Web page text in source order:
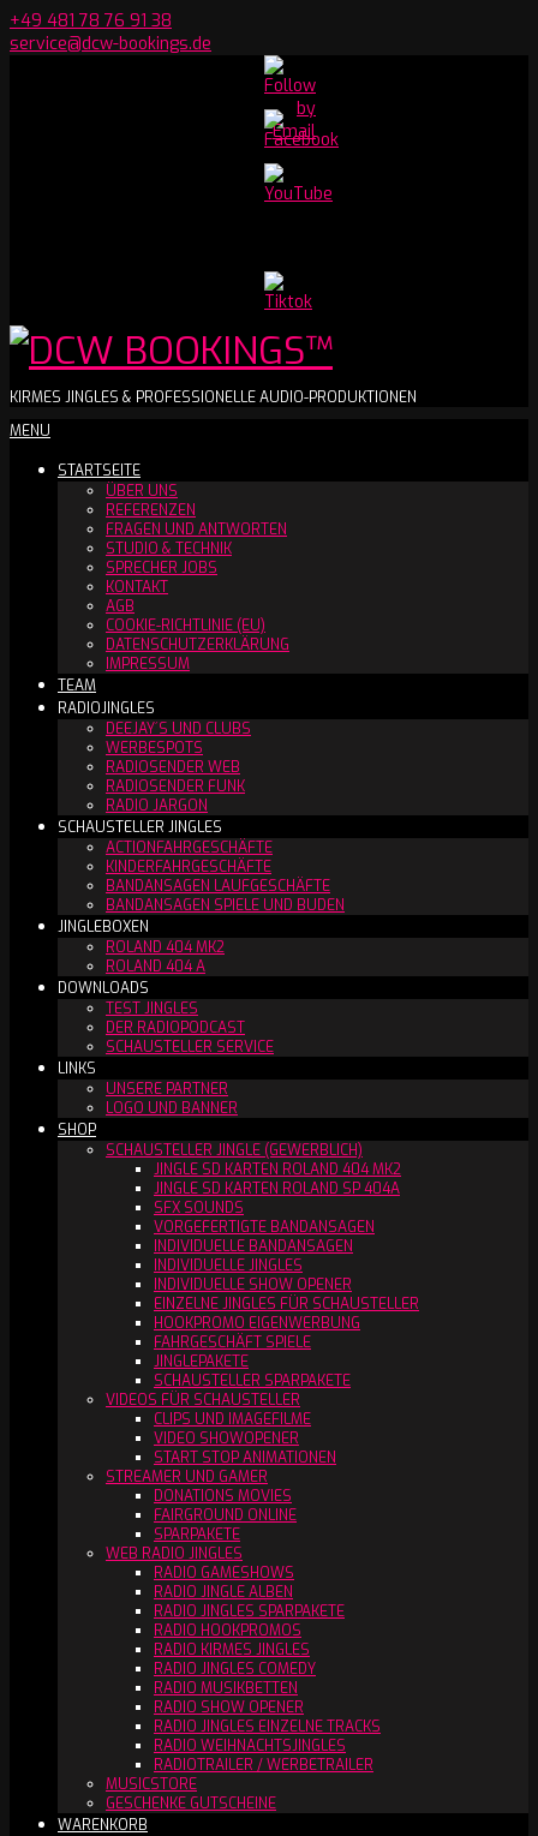
Skip
to
+49 481 78 76 91 38
service@dcw-bookings.de
Youtube
Channel
DCW
BOOKINGS™
KIRMES JINGLES & PROFESSIONELLE AUDIO-PRODUKTIONEN
Secondary
Menu
MENU
STARTSEITE
ÜBER UNS
REFERENZEN
FRAGEN UND ANTWORTEN
STUDIO & TECHNIK
SPRECHER JOBS
KONTAKT
AGB
COOKIE-RICHTLINIE (EU)
DATENSCHUTZERKLÄRUNG
IMPRESSUM
TEAM
RADIOJINGLES
DEEJAY´S UND CLUBS
WERBESPOTS
RADIOSENDER WEB
RADIOSENDER FUNK
RADIO JARGON
SCHAUSTELLER JINGLES
ACTIONFAHRGESCHÄFTE
KINDERFAHRGESCHÄFTE
BANDANSAGEN LAUFGESCHÄFTE
BANDANSAGEN SPIELE UND BUDEN
JINGLEBOXEN
ROLAND 404 MK2
ROLAND 404 A
DOWNLOADS
TEST JINGLES
DER RADIOPODCAST
SCHAUSTELLER SERVICE
LINKS
UNSERE PARTNER
LOGO UND BANNER
SHOP
SCHAUSTELLER JINGLE (GEWERBLICH)
JINGLE SD KARTEN ROLAND 404 MK2
JINGLE SD KARTEN ROLAND SP 404A
SFX SOUNDS
VORGEFERTIGTE BANDANSAGEN
INDIVIDUELLE BANDANSAGEN
INDIVIDUELLE JINGLES
INDIVIDUELLE SHOW OPENER
EINZELNE JINGLES FÜR SCHAUSTELLER
HOOKPROMO EIGENWERBUNG
FAHRGESCHÄFT SPIELE
JINGLEPAKETE
SCHAUSTELLER SPARPAKETE
VIDEOS FÜR SCHAUSTELLER
CLIPS UND IMAGEFILME
VIDEO SHOWOPENER
START STOP ANIMATIONEN
STREAMER UND GAMER
DONATIONS MOVIES
FAIRGROUND ONLINE
SPARPAKETE
WEB RADIO JINGLES
RADIO GAMESHOWS
RADIO JINGLE ALBEN
RADIO JINGLES SPARPAKETE
RADIO HOOKPROMOS
RADIO KIRMES JINGLES
RADIO JINGLES COMEDY
RADIO MUSIKBETTEN
RADIO SHOW OPENER
RADIO JINGLES EINZELNE TRACKS
RADIO WEIHNACHTSJINGLES
RADIOTRAILER / WERBETRAILER
MUSICSTORE
GESCHENKE GUTSCHEINE
WARENKORB